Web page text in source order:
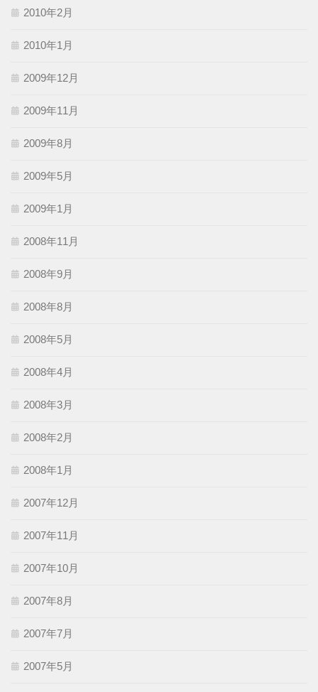
2010年2月
2010年1月
2009年12月
2009年11月
2009年8月
2009年5月
2009年1月
2008年11月
2008年9月
2008年8月
2008年5月
2008年4月
2008年3月
2008年2月
2008年1月
2007年12月
2007年11月
2007年10月
2007年8月
2007年7月
2007年5月